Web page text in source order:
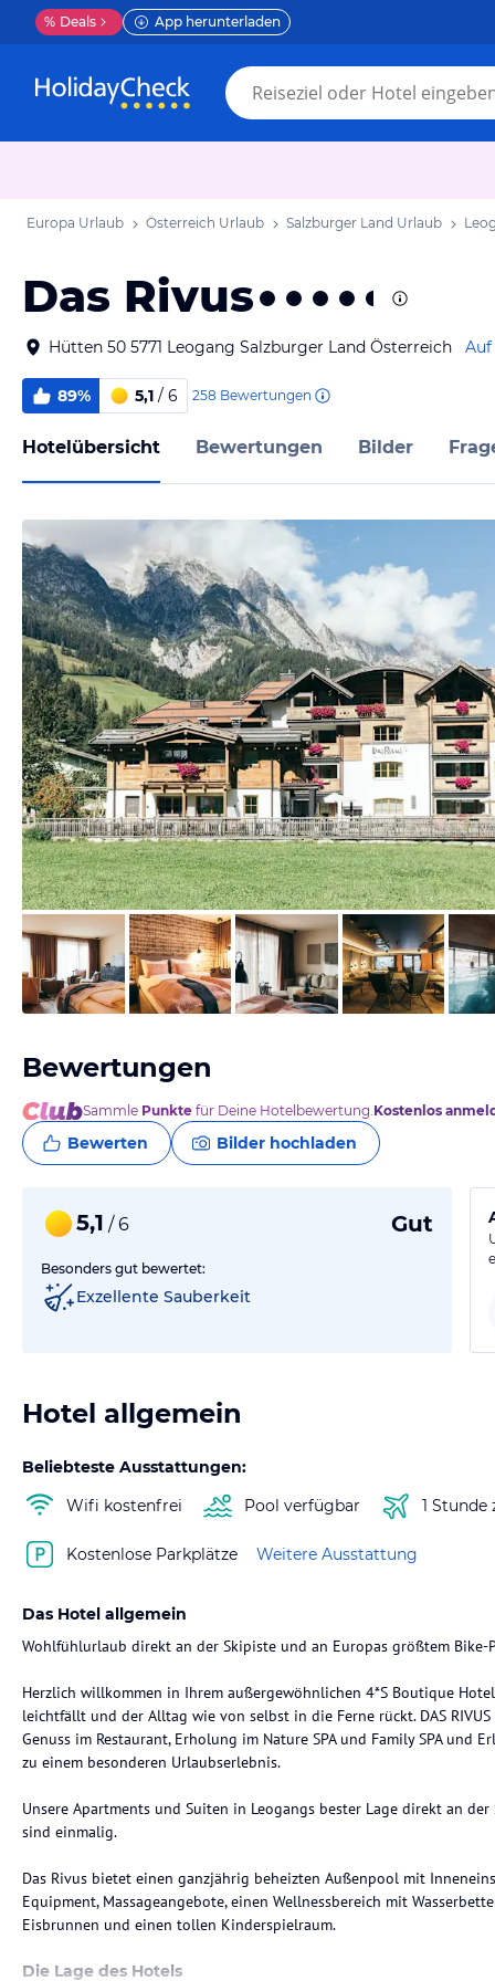
% Deals App herunterladen
Europa Urlaub Österreich Urlaub Salzburger Land Urlaub
Das Rivus
Hütten 50 5771 Leogang Salzburger Land Österreich Auf
89% 5,1 / 6 258 Bewertungen
Hotelübersicht Bewertungen Bilder
vom Hotelier, März 2025
Bewertungen
Sammle Punkte für Deine Hotelbewertung.Kostenlos
Bewerten Bilder hochladen
5,1 / 6 Gut
Besonders gut bewertet:
Exzellente Sauberkeit
Hotel allgemein
Beliebteste Ausstattungen:
Wifi kostenfrei
Pool verfügbar 1
Kostenlose Parkplätze Weitere Ausstattung
Das Hotel allgemein
Wohlfühlurlaub direkt an der Skipiste und an Europas größtem Bike-
Herzlich willkommen in Ihrem außergewöhnlichen 4*S Boutique
leichtfällt und der Alltag wie von selbst in die Ferne rückt. DAS
Genuss im Restaurant, Erholung im Nature SPA und Family SPA und
zu einem besonderen Urlaubserlebnis.
Unsere Apartments und Suiten in Leogangs bester Lage direkt an
sind einmalig.
Das Rivus bietet einen ganzjährig beheizten Außenpool mit
Equipment, Massageangebote, einen Wellnessbereich mit
Eisbrunnen und einen tollen Kinderspielraum.
Die Lage des Hotels